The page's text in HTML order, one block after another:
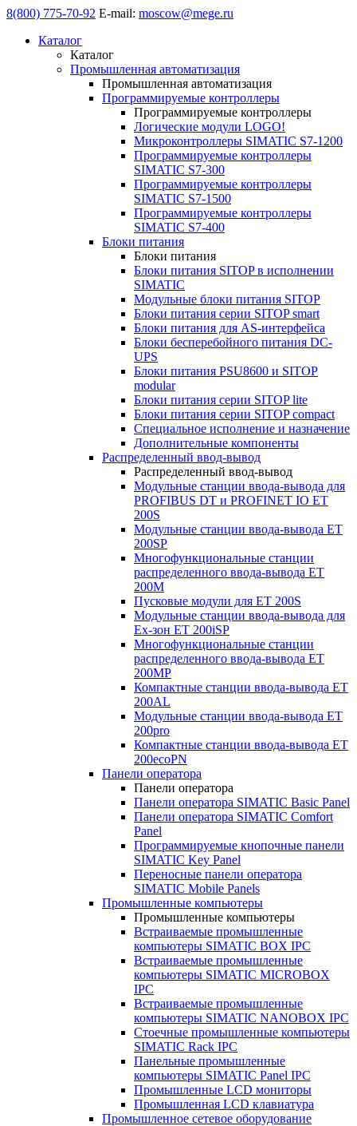
8(800) 775-70-92 E-mail: moscow@mege.ru
Каталог
Каталог
Промышленная автоматизация
Промышленная автоматизация
Программируемые контроллеры
Программируемые контроллеры
Логические модули LOGO!
Микроконтроллеры SIMATIC S7-1200
Программируемые контроллеры
SIMATIC S7-300
Программируемые контроллеры
SIMATIC S7-1500
Программируемые контроллеры
SIMATIC S7-400
Блоки питания
Блоки питания
Блоки питания SITOP в исполнении
SIMATIC
Модульные блоки питания SITOP
Блоки питания серии SITOP smart
Блоки питания для AS-интерфейса
Блоки бесперебойного питания DC-
UPS
Блоки питания PSU8600 и SITOP
modular
Блоки питания серии SITOP lite
Блоки питания серии SITOP compact
Специальное исполнение и назначение
Дополнительные компоненты
Распределенный ввод-вывод
Распределенный ввод-вывод
Модульные станции ввода-вывода для
PROFIBUS DT и PROFINET IO ET
200S
Модульные станции ввода-вывода ET
200SP
Многофункциональные станции
распределенного ввода-вывода ET
200M
Пусковые модули для ET 200S
Модульные станции ввода-вывода для
Ex-зон ET 200iSP
Многофункциональные станции
распределенного ввода-вывода ET
200MP
Компактные станции ввода-вывода ET
200AL
Модульные станции ввода-вывода ET
200pro
Компактные станции ввода-вывода ET
200ecoPN
Панели оператора
Панели оператора
Панели оператора SIMATIC Basic Panel
Панели оператора SIMATIC Comfort
Panel
Программируемые кнопочные панели
SIMATIC Key Panel
Переносные панели оператора
SIMATIC Mobile Panels
Промышленные компьютеры
Промышленные компьютеры
Встраиваемые промышленные
компьютеры SIMATIC BOX IPC
Встраиваемые промышленные
компьютеры SIMATIC MICROBOX
IPC
Встраиваемые промышленные
компьютеры SIMATIC NANOBOX IPC
Стоечные промышленные компьютеры
SIMATIC Rack IPC
Панельные промышленные
компьютеры SIMATIC Panel IPC
Промышленные LCD мониторы
Промышленная LCD клавиатура
Промышленное сетевое оборудование